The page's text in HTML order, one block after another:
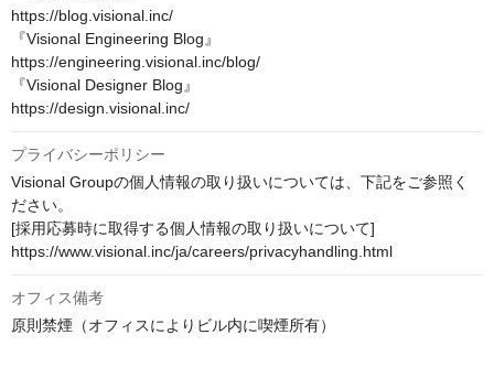
https://blog.visional.inc/
『Visional Engineering Blog』
https://engineering.visional.inc/blog/
『Visional Designer Blog』
https://design.visional.inc/
プライバシーポリシー
Visional Groupの個人情報の取り扱いについては、下記をご参照く
ださい。
[採用応募時に取得する個人情報の取り扱いについて]
https://www.visional.inc/ja/careers/privacyhandling.html
オフィス備考
原則禁煙（オフィスによりビル内に喫煙所有）